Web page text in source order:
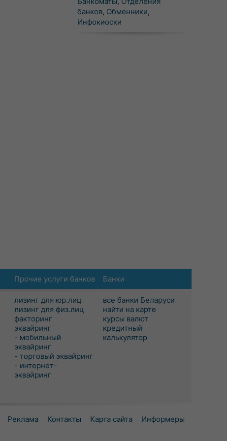
банков, Обменники,
Инфокиоски
Прочие услуги банков
лизинг для юр.лиц
лизинг для физ.лиц
факторинг
эквайринг
- мобильный
эквайринг
- торговый эквайринг
- интернет-
эквайринг
Банки
все банки Беларуси
найти на карте
курсы валют
кредитный
калькулятор
Реклама Контакты Карта сайта Информеры